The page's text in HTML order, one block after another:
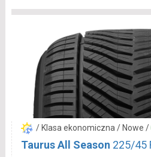
/ Klasa ekonomiczna / Nowe /
Taurus All Season 225/45